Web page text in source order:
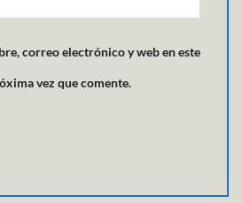
correo electrónico y web en este
vez que comente.